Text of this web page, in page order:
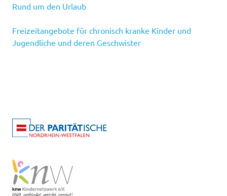
Rund um den Urlaub
Freizeitangebote für chronisch kranke Kinder und
Jugendliche und deren Geschwister